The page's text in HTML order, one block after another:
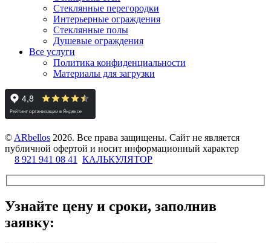
Стеклянные перегородки
Интерьерные ограждения
Стеклянные полы
Душевые ограждения
Все услуги
Политика конфиденциальности
Материалы для загрузки
© ARbellos 2026. Все права защищены. Сайт не является
публичной офертой и носит информационный характер
8 921 941 08 41
КАЛЬКУЛЯТОР
Узнайте цену и сроки, заполнив
заявку: